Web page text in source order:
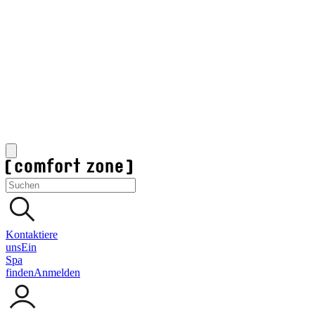
Kontaktiere
unsEin
Spa
findenAnmelden